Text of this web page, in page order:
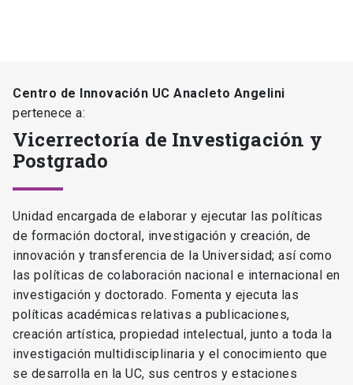
Centro de Innovación UC Anacleto Angelini
pertenece a:
Vicerrectoría de Investigación y
Postgrado
Unidad encargada de elaborar y ejecutar las políticas
de formación doctoral, investigación y creación, de
innovación y transferencia de la Universidad; así como
las políticas de colaboración nacional e internacional en
investigación y doctorado. Fomenta y ejecuta las
políticas académicas relativas a publicaciones,
creación artística, propiedad intelectual, junto a toda la
investigación multidisciplinaria y el conocimiento que
se desarrolla en la UC, sus centros y estaciones